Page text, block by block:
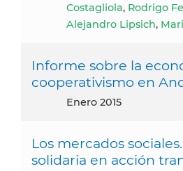
Costagliola, Rodrigo
Alejandro Lipsich,
Informe sobre la
cooperativismo en
enero 2015
Los mercados
solidaria en acción